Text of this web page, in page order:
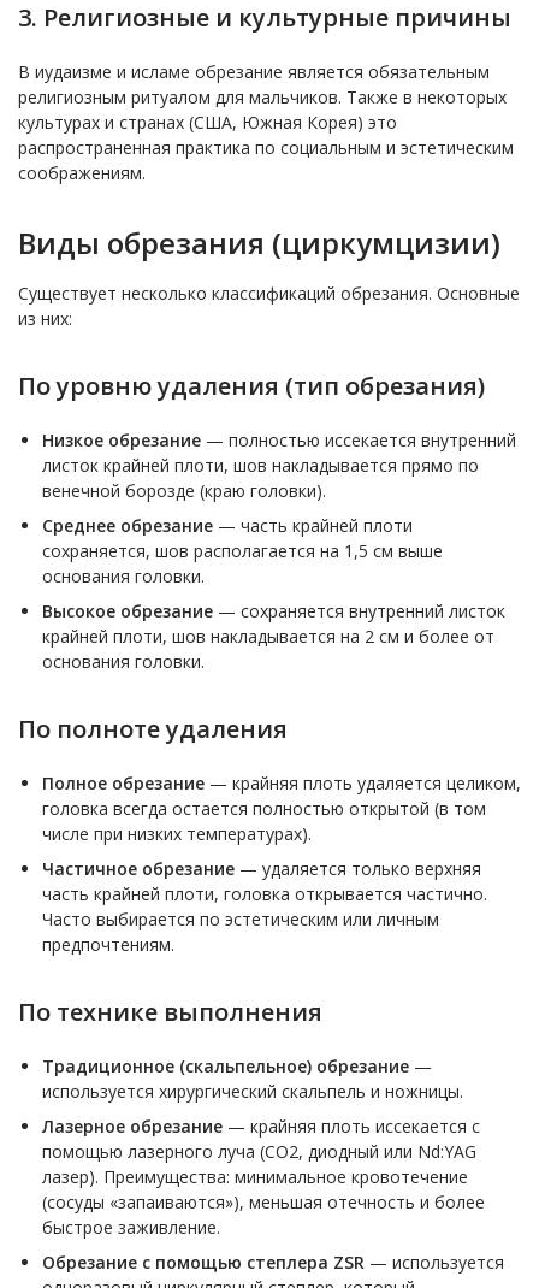
3. Религиозные и культурные причины
В иудаизме и исламе обрезание является обязательным
религиозным ритуалом для мальчиков. Также в некоторых
культурах и странах (США, Южная Корея) это
распространенная практика по социальным и эстетическим
соображениям.
Виды обрезания (циркумцизии)
Существует несколько классификаций обрезания. Основные
из них:
По уровню удаления (тип обрезания)
Низкое обрезание — полностью иссекается внутренний
листок крайней плоти, шов накладывается прямо по
венечной борозде (краю головки).
Среднее обрезание — часть крайней плоти
сохраняется, шов располагается на 1,5 см выше
основания головки.
Высокое обрезание — сохраняется внутренний листок
крайней плоти, шов накладывается на 2 см и более от
основания головки.
По полноте удаления
Полное обрезание — крайняя плоть удаляется целиком,
головка всегда остается полностью открытой (в том
числе при низких температурах).
Частичное обрезание — удаляется только верхняя
часть крайней плоти, головка открывается частично.
Часто выбирается по эстетическим или личным
предпочтениям.
По технике выполнения
Традиционное (скальпельное) обрезание —
используется хирургический скальпель и ножницы.
Лазерное обрезание — крайняя плоть иссекается с
помощью лазерного луча (CO2, диодный или Nd:YAG
лазер). Преимущества: минимальное кровотечение
(сосуды «запаиваются»), меньшая отечность и более
быстрое заживление.
Обрезание с помощью степлера ZSR — используется